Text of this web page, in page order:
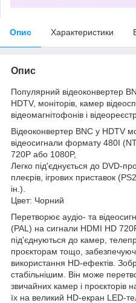
Опис Характеристики
Опис
Популярний відеоконвертер
HDTV, моніторів, камер
відеомагнітофонів і
Відеоконвертер BNC у HDTV
відеосигнали формату 480I
720P або 1080P,
Легко під'єднується до DVD-
плеєрів, ігрових приставок
ін.).
Цвет: Чорний
Перетворює аудіо- та
(PAL) на сигнали HDMI HD
під'єднуються до камер,
проєкторам тощо,
використання HD-ефектів.
стабільнішим. Він може
звичайних камер і проєкторів
їх на великий HD-екран LED-